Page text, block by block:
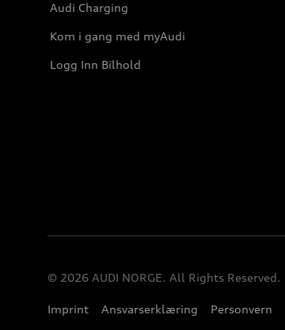
Audi Charging
Kom i gang med myAudi
Logg Inn Bilhold
© 2026 AUDI NORGE. All Rights Reserved.
Imprint Ansvarserklæring Personvern